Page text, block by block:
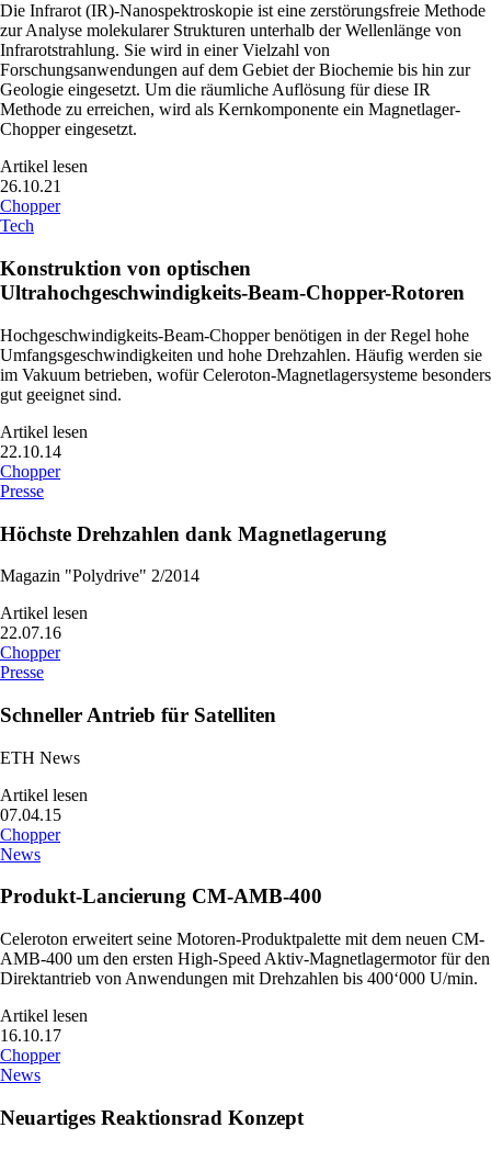
Die Infrarot (IR)-Nanospektroskopie ist eine zerstörungsfreie Methode
zur Analyse molekularer Strukturen unterhalb der Wellenlänge von
Infrarotstrahlung. Sie wird in einer Vielzahl von
Forschungsanwendungen auf dem Gebiet der Biochemie bis hin zur
Geologie eingesetzt. Um die räumliche Auflösung für diese IR
Methode zu erreichen, wird als Kernkomponente ein Magnetlager-
Chopper eingesetzt.
Artikel lesen
26.10.21
Chopper
Tech
Konstruktion von optischen
Ultrahochgeschwindigkeits-Beam-Chopper-Rotoren
Hochgeschwindigkeits-Beam-Chopper benötigen in der Regel hohe
Umfangsgeschwindigkeiten und hohe Drehzahlen. Häufig werden sie
im Vakuum betrieben, wofür Celeroton-Magnetlagersysteme besonders
gut geeignet sind.
Artikel lesen
22.10.14
Chopper
Presse
Höchste Drehzahlen dank Magnetlagerung
Magazin "Polydrive" 2/2014
Artikel lesen
22.07.16
Chopper
Presse
Schneller Antrieb für Satelliten
ETH News
Artikel lesen
07.04.15
Chopper
News
Produkt-Lancierung CM-AMB-400
Celeroton erweitert seine Motoren-Produktpalette mit dem neuen CM-
AMB-400 um den ersten High-Speed Aktiv-Magnetlagermotor für den
Direktantrieb von Anwendungen mit Drehzahlen bis 400‘000 U/min.
Artikel lesen
16.10.17
Chopper
News
Neuartiges Reaktionsrad Konzept